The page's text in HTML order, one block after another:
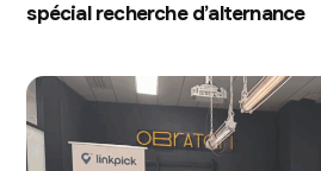
spécial recherche d’alternance